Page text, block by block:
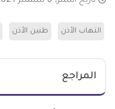
التهاب الأذن طنين الأذن
المراجع